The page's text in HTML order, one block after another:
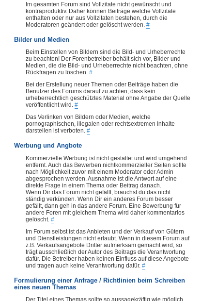
Im gesamten Forum sind Vollzitate nicht gewünscht und
kontraproduktiv. Daher können Beiträge welche Vollzitate
enthalten oder nur aus Vollzitaten bestehen, durch die
Moderatoren geändert oder gelöscht werden. #
Bilder und Medien
Beim Einstellen von Bildern sind die Bild- und Urheberrechte
zu beachten! Der Forenbetreiber behält sich vor, Bilder und
Medien, die die Bild- und Urheberrechte nicht beachten, ohne
Rückfragen zu löschen. #
Bei der Erstellung neuer Themen oder Beiträge haben die
Benutzer des Forums darauf zu achten, dass kein
urheberrechtlich geschütztes Material ohne Angabe der Quelle
veröffentlicht wird. #
Das Verlinken von Bildern oder Medien, welche
pornographischen, illegalen oder rechtsextremen Inhalte
darstellen ist verboten. #
Werbung und Angbote
Kommerzielle Werbung ist nicht gestattet und wird umgehend
entfernt. Auch das Bewerben nichtkommerzieller Seiten sollte
nach Möglichkeit zuvor mit einem Moderator oder Admin
abgesprochen werden. Ausnahme ist die Antwort auf eine
direkte Frage in einem Thema oder Beitrag danach.
Wenn Dir das Forum nicht gefällt, brauchst du das nicht
ständig verkünden. Wenn Dir ein anderes Forum besser
gefällt, dann geh in das andere Forum. Eine Bewerbung für
andere Foren mit gleichem Thema wird daher kommentarlos
gelöscht. #
Im Forum selbst ist das Anbieten und der Verkauf von Gütern
und Dienstleistungen nicht erlaubt. Wenn in diesem Forum auf
z.B. Verkaufsangebote Dritter aufmerksam gemacht wird, so
trägt ausschließlich der Autor des Beitrags die Verantwortung
dafür. Die Betreiber haben keinen Einfluss auf diese Angebote
und tragen auch keine Verantwortung dafür. #
Formulierung einer Anfrage / Richtlinien beim Schreiben
eines neuen Themas
Der Titel eines Themas sollte so aussagekräftig wie möglich